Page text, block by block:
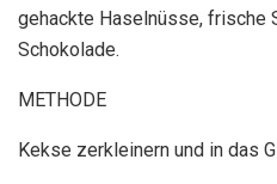
gehackte Haselnüsse, frische
Schokolade.
METHODE
Kekse zerkleinern und in das